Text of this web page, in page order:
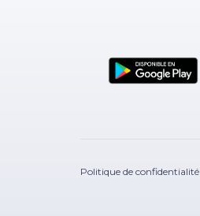
Politique de confidentialité